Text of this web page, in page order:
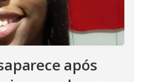
após